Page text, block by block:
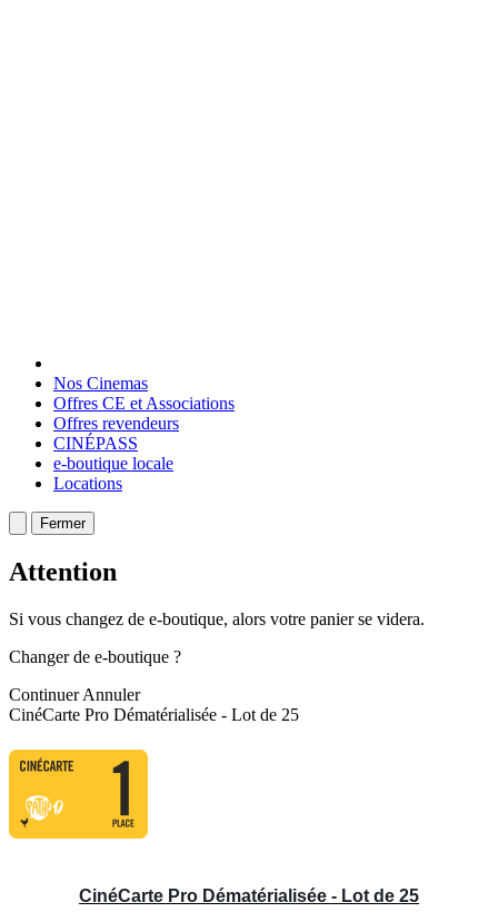
Nos Cinemas
Offres CE et Associations
Offres revendeurs
CINÉPASS
e-boutique locale
Locations
Fermer
Attention
Si vous changez de e-boutique, alors votre panier se videra.
Changer de e-boutique ?
Continuer Annuler
CinéCarte Pro Dématérialisée - Lot de 25
CinéCarte Pro Dématérialisée - Lot de 25